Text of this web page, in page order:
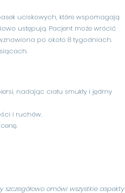
uciskowych, które wspomagają
ustępują. Pacjent może wrócić
po około 8 tygodniach.
nadając ciału smukły i jędrny
i ruchów.
omówi wszystkie aspekty